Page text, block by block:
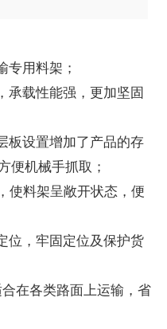
专用料架；
承载性能强，更加坚固
板设置增加了产品的存
便机械手抓取；
使料架呈敞开状态，便
位，牢固定位及保护货
在各类路面上运输，省